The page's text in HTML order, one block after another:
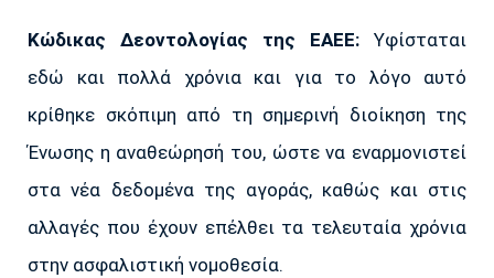
Κώδικας Δεοντολογίας της ΕΑΕΕ: Υφίσταται
εδώ και πολλά χρόνια και για το λόγο αυτό
κρίθηκε σκόπιμη από τη σημερινή διοίκηση της
Ένωσης η αναθεώρησή του, ώστε να εναρμονιστεί
στα νέα δεδομένα της αγοράς, καθώς και στις
αλλαγές που έχουν επέλθει τα τελευταία χρόνια
στην ασφαλιστική νομοθεσία.